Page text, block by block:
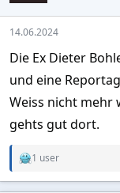
14.06.2024
Die Ex Dieter
und eine
Weiss nicht mehr
gehts gut dort.
R
1 user